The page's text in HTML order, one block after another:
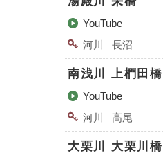
YouTube
河川
長沼
南浅川 上椚田橋
YouTube
河川
高尾
大栗川 大栗川橋